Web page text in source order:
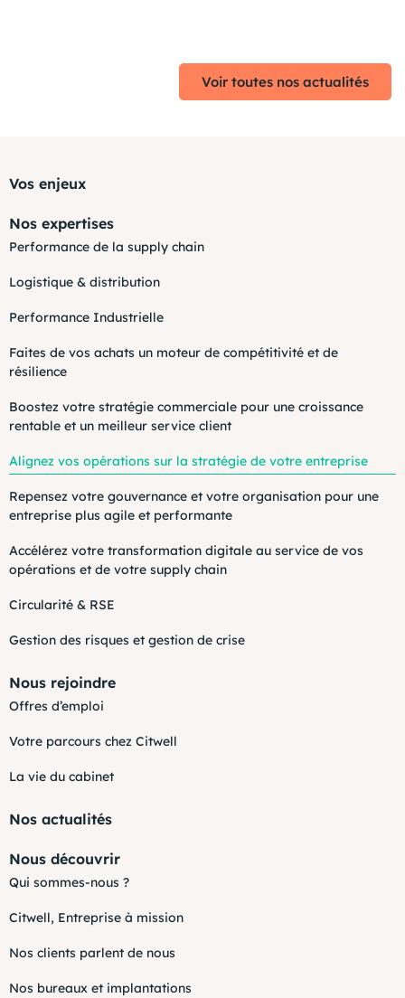
Voir toutes nos actualités
Vos enjeux
Nos expertises
Performance de la supply chain
Logistique & distribution
Performance Industrielle
Faites de vos achats un moteur de compétitivité et de
résilience
Boostez votre stratégie commerciale pour une croissance
rentable et un meilleur service client
Alignez vos opérations sur la stratégie de votre entreprise
Repensez votre gouvernance et votre organisation pour une
entreprise plus agile et performante
Accélérez votre transformation digitale au service de vos
opérations et de votre supply chain
Circularité & RSE
Gestion des risques et gestion de crise
Nous rejoindre
Offres d’emploi
Votre parcours chez Citwell
La vie du cabinet
Nos actualités
Nous découvrir
Qui sommes-nous ?
Citwell, Entreprise à mission
Nos clients parlent de nous
Nos bureaux et implantations